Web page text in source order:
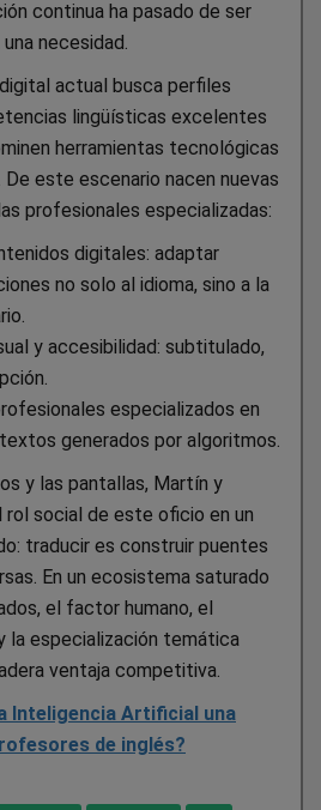
continua ha pasado de ser
necesidad.
actual busca perfiles
lingüísticas excelentes
herramientas tecnológicas
este escenario nacen nuevas
profesionales especializadas:
digitales: adaptar
no solo al idioma, sino a la
y accesibilidad: subtitulado,
especializados en
generados por algoritmos.
y las pantallas, Martín y
rol social de este oficio en un
traducir es construir puentes
En un ecosistema saturado
el factor humano, el
la especialización temática
ventaja competitiva.
Inteligencia Artificial una
de inglés?